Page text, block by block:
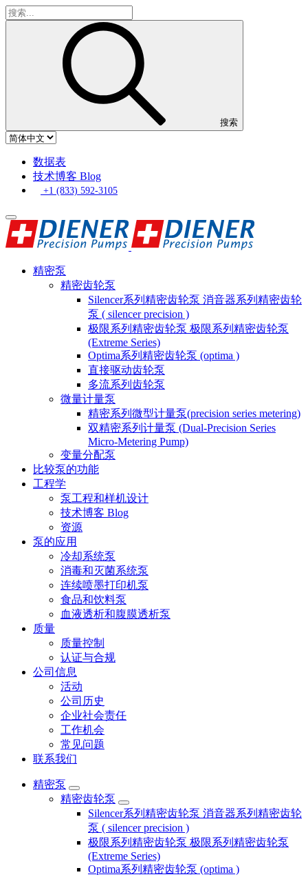
搜索
数据表
技术博客 Blog
+1 (833) 592-3105
精密泵
精密齿轮泵
Silencer系列精密齿轮泵 消音器系列精密齿轮
泵 ( silencer precision )
极限系列精密齿轮泵 极限系列精密齿轮泵
(Extreme Series)
Optima系列精密齿轮泵 (optima )
直接驱动齿轮泵
多流系列齿轮泵
微量计量泵
精密系列微型计量泵(precision series metering)
双精密系列计量泵 (Dual-Precision Series
Micro-Metering Pump)
变量分配泵
比较泵的功能
工程学
泵工程和样机设计
技术博客 Blog
资源
泵的应用
冷却系统泵
消毒和灭菌系统泵
连续喷墨打印机泵
食品和饮料泵
血液透析和腹膜透析泵
质量
质量控制
认证与合规
公司信息
活动
公司历史
企业社会责任
工作机会
常见问题
联系我们
精密泵
精密齿轮泵
Silencer系列精密齿轮泵 消音器系列精密齿轮
泵 ( silencer precision )
极限系列精密齿轮泵 极限系列精密齿轮泵
(Extreme Series)
Optima系列精密齿轮泵 (optima )